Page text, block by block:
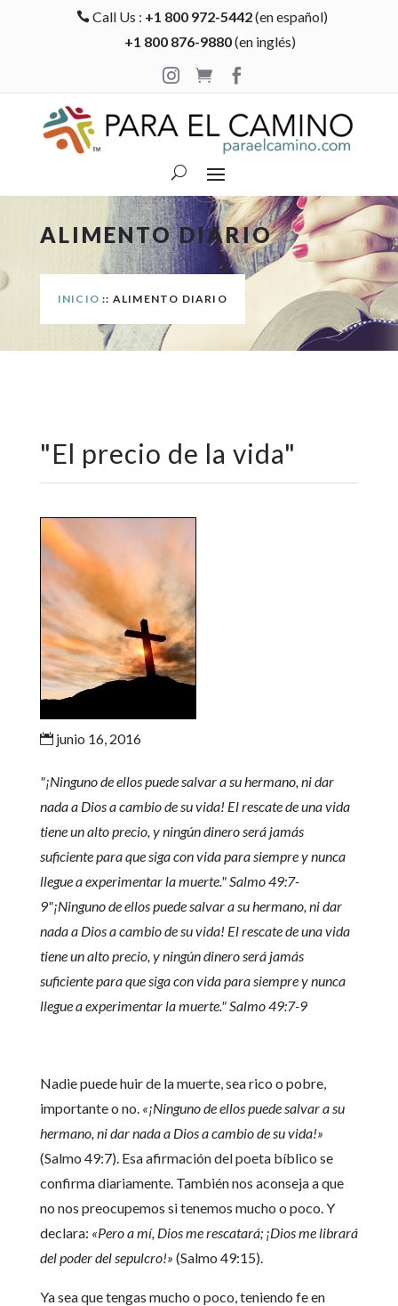
 Call Us : +1 800 972-5442(en español)
+1 800 876-9880(en inglés)

 
ALIMENTO DIARIO
INICIO :: ALIMENTO DIARIO
"El precio de la vida"
junio 16, 2016
"¡Ninguno de ellos puede salvar a su hermano, ni dar
nada a Dios a cambio de su vida! El rescate de una vida
tiene un alto precio, y ningún dinero será jamás
suficiente para que siga con vida para siempre y nunca
llegue a experimentar la muerte."Salmo 49:7-
9"¡Ninguno de ellos puede salvar a su hermano, ni dar
nada a Dios a cambio de su vida! El rescate de una vida
tiene un alto precio, y ningún dinero será jamás
suficiente para que siga con vida para siempre y nunca
llegue a experimentar la muerte."Salmo 49:7-9
Nadie puede huir de la muerte, sea rico o pobre,
importante o no. «¡Ninguno de ellos puede salvar a su
hermano, ni dar nada a Dios a cambio de su vida!»
(Salmo 49:7). Esa afirmación del poeta bíblico se
confirma diariamente. También nos aconseja a que
no nos preocupemos si tenemos mucho o poco. Y
declara: «Pero a mí, Dios me rescatará; ¡Dios me librará
del poder del sepulcro!» (Salmo 49:15).
Ya sea que tengas mucho o poco, teniendo fe en